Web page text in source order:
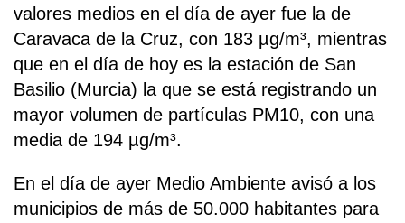
valores medios en el día de ayer fue la de
Caravaca de la Cruz, con 183 µg/m³, mientras
que en el día de hoy es la estación de San
Basilio (Murcia) la que se está registrando un
mayor volumen de partículas PM10, con una
media de 194 µg/m³.
En el día de ayer Medio Ambiente avisó a los
municipios de más de 50.000 habitantes para